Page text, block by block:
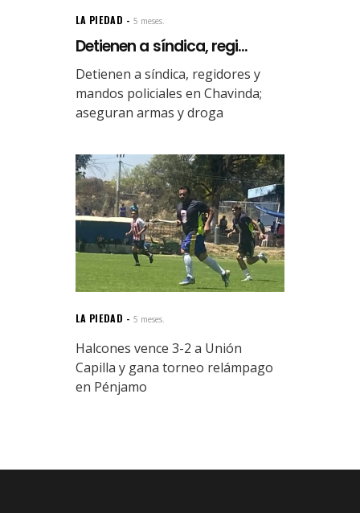
LA PIEDAD 5 meses.
Detienen a síndica, regi...
Detienen a síndica, regidores y
mandos policiales en Chavinda;
aseguran armas y droga
LA PIEDAD 5 meses.
Halcones vence 3-2 a Unión
Capilla y gana torneo relámpago
en Pénjamo